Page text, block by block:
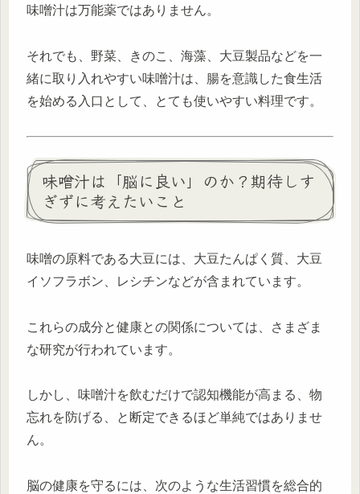
味噌汁は万能薬ではありません。
それでも、野菜、きのこ、海藻、大豆製品などを一
緒に取り入れやすい味噌汁は、腸を意識した食生活
を始める入口として、とても使いやすい料理です。
味噌汁は「脳に良い」のか？期待しす
ぎずに考えたいこと
味噌の原料である大豆には、大豆たんぱく質、大豆
イソフラボン、レシチンなどが含まれています。
これらの成分と健康との関係については、さまざま
な研究が行われています。
しかし、味噌汁を飲むだけで認知機能が高まる、物
忘れを防げる、と断定できるほど単純ではありませ
ん。
脳の健康を守るには、次のような生活習慣を総合的